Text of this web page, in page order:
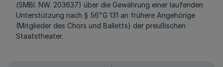
(SMBl. NW. 203637) über die Gewährung einer laufenden
Unterstützung nach § 56"G 131 an frühere Angehörige
(Mitglieder des Chors und Balletts) der preußischen
Staatstheater.